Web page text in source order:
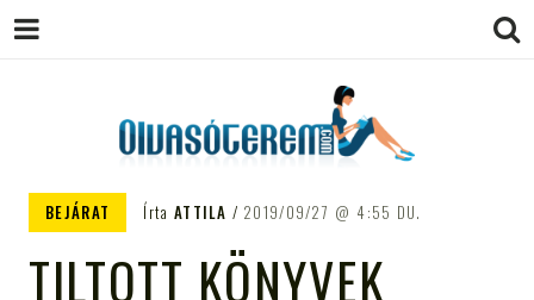
OLVASÓTEREM.COM – AZ
EGÉSZSÉGES OLVASÁS
TÁMOGATÓJA
BEJÁRAT Írta ATTILA 2019/09/27 4:55 DU.
TILTOTT KÖNYVEK